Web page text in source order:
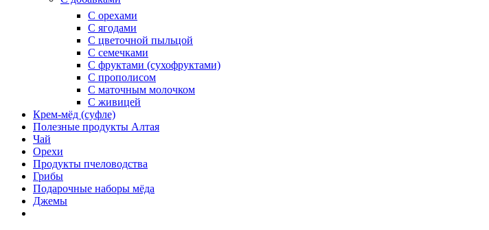
С орехами
С ягодами
С цветочной пыльцой
С семечками
С фруктами (сухофруктами)
С прополисом
С маточным молочком
С живицей
Крем-мёд (суфле)
Полезные продукты Алтая
Чай
Орехи
Продукты пчеловодства
Грибы
Подарочные наборы мёда
Джемы